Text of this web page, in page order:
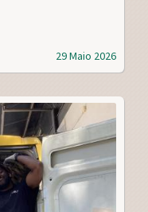
29 Maio 2026